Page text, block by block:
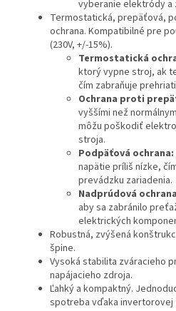
vyberanie elektródy a
Termostatická, prepäťová,
ochrana. Kompatibilné pre
(230V, +/-15%).
Termostatická
ktorý vypne stroj, ak
čím zabraňuje
Ochrana proti
vyššími než
môžu poškodiť
stroja.
Podpäťová ochrana:
napätie príliš nízke,
prevádzku zariadenia.
Nadprúdová
aby sa zabránilo
elektrických
Robustná, zvýšená
špine.
Vysoká stabilita zváracieho
napájacieho zdroja.
Ľahký a kompaktný.
spotreba vďaka invertorovej